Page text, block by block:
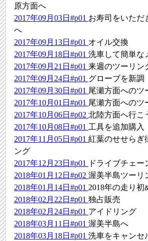
原方面へ
2017年09月03日#p01 お寿司をいただ
へ
2017年09月13日#p01 オイル交換
2017年09月18日#p01洗車して簡単な
2017年09月21日#p01来週のツーリン
2017年09月24日#p01 グローブを新調
2017年09月30日#p01 尾瀬方面へのツ
2017年10月01日#p01 尾瀬方面へのツ
2017年10月06日#p02北陸方面へ行こ
2017年10月08日#p01 工具を追加購入
2017年11月05日#p01紅葉のせせらぎ
ング
2017年12月23日#p01
ドライブチェー
2018年01月12日#p02渥美半島ツーリ
2018年01月14日#p01 2018年の走り初
2018年02月22日#p01独占販売
2018年02月24日#p01 アイドリング
2018年03月11日#p01渥美半島へ
2018年03月18日#p01洗車をキャンセ